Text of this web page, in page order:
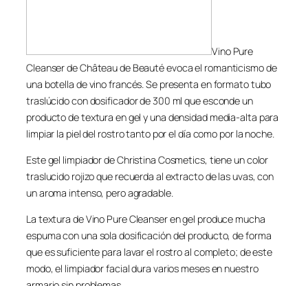
Vino Pure
Cleanser de Château de Beauté evoca el romanticismo de
una botella de vino francés. Se presenta en formato tubo
traslúcido con dosificador de 300 ml que esconde un
producto de textura en gel y una densidad media-alta para
limpiar la piel del rostro tanto por el día como por la noche.
Este gel limpiador de Christina Cosmetics, tiene un color
traslucido rojizo que recuerda al extracto de las uvas, con
un aroma intenso, pero agradable.
La textura de Vino Pure Cleanser en gel produce mucha
espuma con una sola dosificación del producto, de forma
que es suficiente para lavar el rostro al completo; de este
modo, el limpiador facial dura varios meses en nuestro